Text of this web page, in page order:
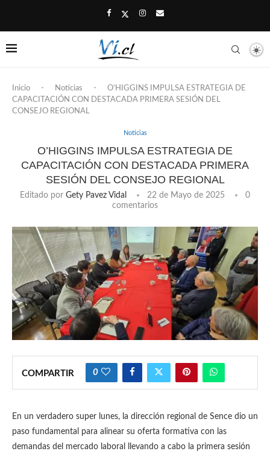
Inicio - Noticias -
O’HIGGINS IMPULSA ESTRATEGIA DE
CAPACITACIÓN CON DESTACADA PRIMERA SESIÓN DEL
CONSEJO REGIONAL
Noticias
O’HIGGINS IMPULSA ESTRATEGIA DE
CAPACITACIÓN CON DESTACADA PRIMERA
SESIÓN DEL CONSEJO REGIONAL
Editado por Gety Pavez Vidal 22 de Mayo de 2025
0
comentarios
COMPARTIR 0
En un verdadero super lunes, la dirección regional de Sence dio un
paso fundamental para alinear su oferta formativa con las
demandas del mercado laboral llevando a cabo la primera sesión